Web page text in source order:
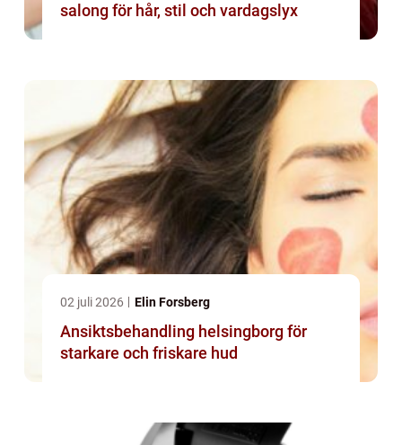
salong för hår, stil och vardagslyx
02 juli 2026 Elin Forsberg
Ansiktsbehandling helsingborg för
starkare och friskare hud